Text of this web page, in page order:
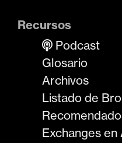
Recursos
Podcast
Glosario
Archivos
Listado de
Exchanges